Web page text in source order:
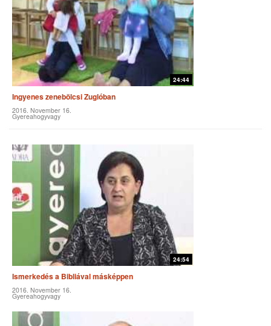
24:44
Ingyenes zenebölcsi Zuglóban
2016. November 16.
Gyereahogyvagy
24:54
Ismerkedés a Bibliával másképpen
2016. November 16.
Gyereahogyvagy